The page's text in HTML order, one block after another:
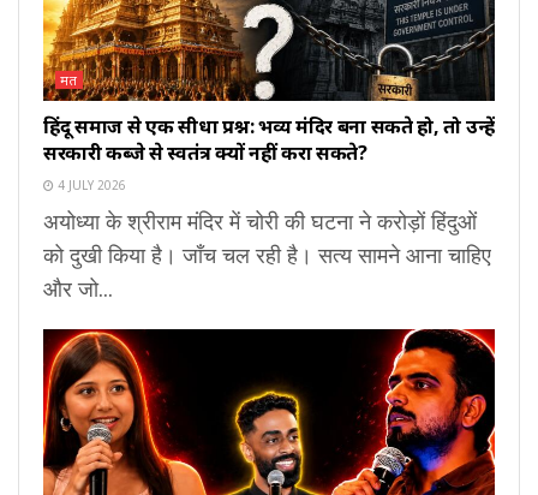
मत
हिंदू समाज से एक सीधा प्रश्न: भव्य मंदिर बना सकते हो, तो उन्हें
सरकारी कब्जे से स्वतंत्र क्यों नहीं करा सकते?
4 JULY 2026
अयोध्या के श्रीराम मंदिर में चोरी की घटना ने करोड़ों हिंदुओं
को दुखी किया है। जाँच चल रही है। सत्य सामने आना चाहिए
और जो...